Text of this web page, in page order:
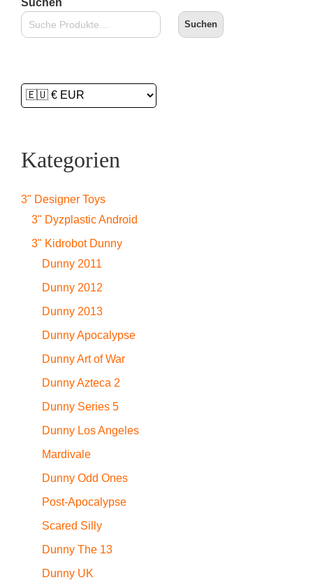
Suchen
Kategorien
3" Designer Toys
3" Dyzplastic Android
3" Kidrobot Dunny
Dunny 2011
Dunny 2012
Dunny 2013
Dunny Apocalypse
Dunny Art of War
Dunny Azteca 2
Dunny Series 5
Dunny Los Angeles
Mardivale
Dunny Odd Ones
Post-Apocalypse
Scared Silly
Dunny The 13
Dunny UK